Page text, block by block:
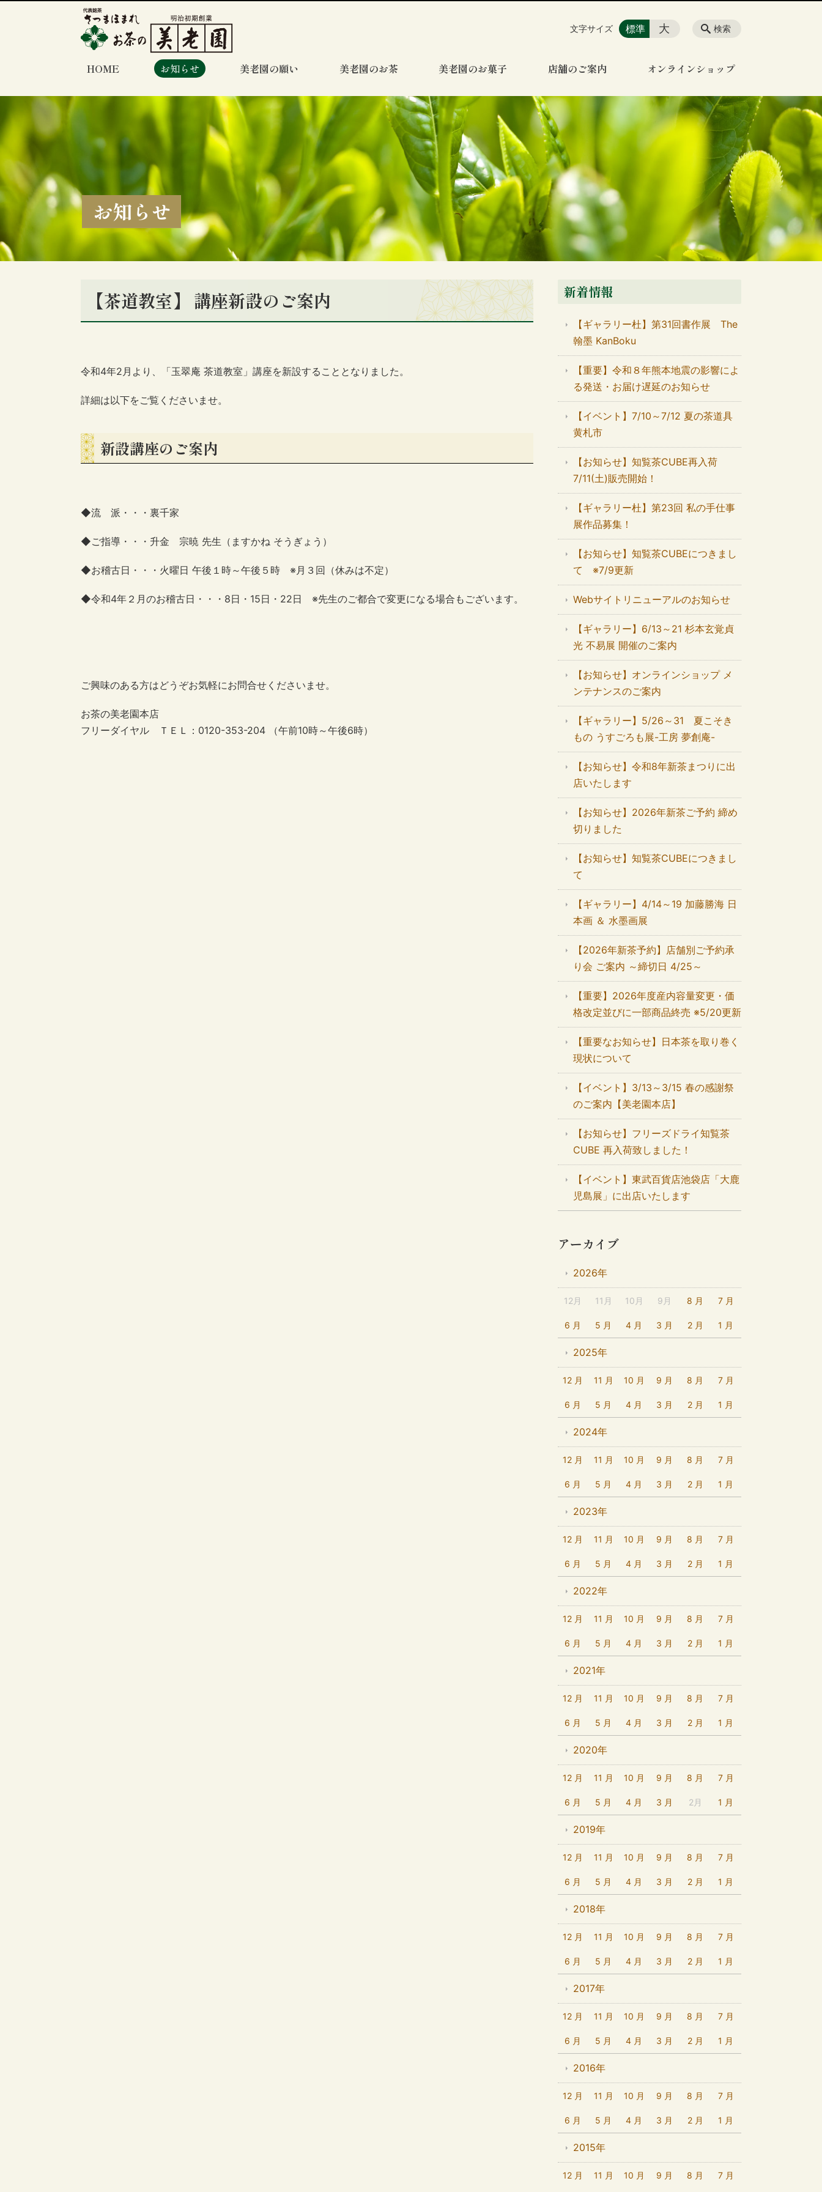
HOME お知らせ 美老園の願い 美老園のお茶 美老園のお菓子 店舗のご案内 オンラインショップ
検索
文字サイズ 標準 大
お知らせ
【茶道教室】 講座新設のご案内
令和4年2月より、「玉翠庵 茶道教室」講座を新設することとなりました。
詳細は以下をご覧くださいませ。
新設講座のご案内
◆流 派・・・裏千家
◆ご指導・・・升金 宗暁 先生（ますかね そうぎょう）
◆お稽古日・・・火曜日 午後１時～午後５時 ※月３回（休みは不定）
◆令和4年２月のお稽古日・・・8日・15日・22日 ※先生のご都合で変更になる場合もございます。
ご興味のある方はどうぞお気軽にお問合せくださいませ。
お茶の美老園本店
フリーダイヤル ＴＥＬ：0120-353-204 （午前10時～午後6時）
新着情報
【ギャラリー杜】第31回書作展 The
翰墨 KanBoku
【重要】令和８年熊本地震の影響によ
る発送・お届け遅延のお知らせ
【イベント】7/10～7/12 夏の茶道具
黄札市
【お知らせ】知覧茶CUBE再入荷
7/11(土)販売開始！
【ギャラリー杜】第23回 私の手仕事
展作品募集！
【お知らせ】知覧茶CUBEにつきまし
て ※7/9更新
Webサイトリニューアルのお知らせ
【ギャラリー】6/13～21 杉本玄覚貞
光 不易展 開催のご案内
【お知らせ】オンラインショップ メ
ンテナンスのご案内
【ギャラリー】5/26～31 夏こそき
もの うすごろも展-工房 夢創庵-
【お知らせ】令和8年新茶まつりに出
店いたします
【お知らせ】2026年新茶ご予約 締め
切りました
【お知らせ】知覧茶CUBEにつきまし
て
【ギャラリー】4/14～19 加藤勝海 日
本画 ＆ 水墨画展
【2026年新茶予約】店舗別ご予約承
り会 ご案内 ～締切日 4/25～
【重要】2026年度産内容量変更・価
格改定並びに一部商品終売 ※5/20更新
【重要なお知らせ】日本茶を取り巻く
現状について
【イベント】3/13～3/15 春の感謝祭
のご案内【美老園本店】
【お知らせ】フリーズドライ知覧茶
CUBE 再入荷致しました！
【イベント】東武百貨店池袋店「大鹿
児島展」に出店いたします
アーカイブ
2026年
12月 11月 10月 9月 8 月 7 月
6 月 5 月 4 月 3 月 2 月 1 月
2025年
12 月 11 月 10 月 9 月 8 月 7 月
6 月 5 月 4 月 3 月 2 月 1 月
2024年
12 月 11 月 10 月 9 月 8 月 7 月
6 月 5 月 4 月 3 月 2 月 1 月
2023年
12 月 11 月 10 月 9 月 8 月 7 月
6 月 5 月 4 月 3 月 2 月 1 月
2022年
12 月 11 月 10 月 9 月 8 月 7 月
6 月 5 月 4 月 3 月 2 月 1 月
2021年
12 月 11 月 10 月 9 月 8 月 7 月
6 月 5 月 4 月 3 月 2 月 1 月
2020年
12 月 11 月 10 月 9 月 8 月 7 月
6 月 5 月 4 月 3 月 2月 1 月
2019年
12 月 11 月 10 月 9 月 8 月 7 月
6 月 5 月 4 月 3 月 2 月 1 月
2018年
12 月 11 月 10 月 9 月 8 月 7 月
6 月 5 月 4 月 3 月 2 月 1 月
2017年
12 月 11 月 10 月 9 月 8 月 7 月
6 月 5 月 4 月 3 月 2 月 1 月
2016年
12 月 11 月 10 月 9 月 8 月 7 月
6 月 5 月 4 月 3 月 2 月 1 月
2015年
12 月 11 月 10 月 9 月 8 月 7 月